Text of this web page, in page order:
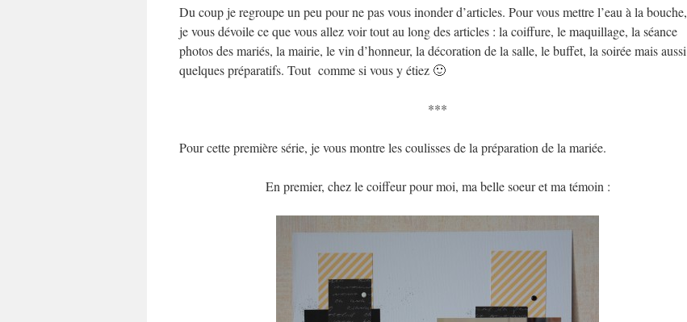
Du coup je regroupe un peu pour ne pas vous inonder d’articles. Pour vous mettre l’eau à la bouche,
je vous dévoile ce que vous allez voir tout au long des articles : la coiffure, le maquillage, la séance
photos des mariés, la mairie, le vin d’honneur, la décoration de la salle, le buffet, la soirée mais aussi
quelques préparatifs. Tout comme si vous y étiez 🙂
***
Pour cette première série, je vous montre les coulisses de la préparation de la mariée.
En premier, chez le coiffeur pour moi, ma belle soeur et ma témoin :